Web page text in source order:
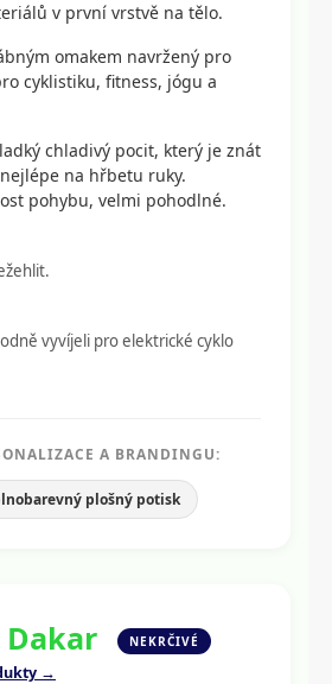
v první vrstvě na tělo.
omakem navržený pro
cyklistiku, fitness, jógu a
chladivý pocit, který je znát
na hřbetu ruky.
pohybu, velmi pohodlné.
vyvíjeli pro elektrické cyklo
A BRANDINGU:
plošný potisk
NEKRČIVÉ
→